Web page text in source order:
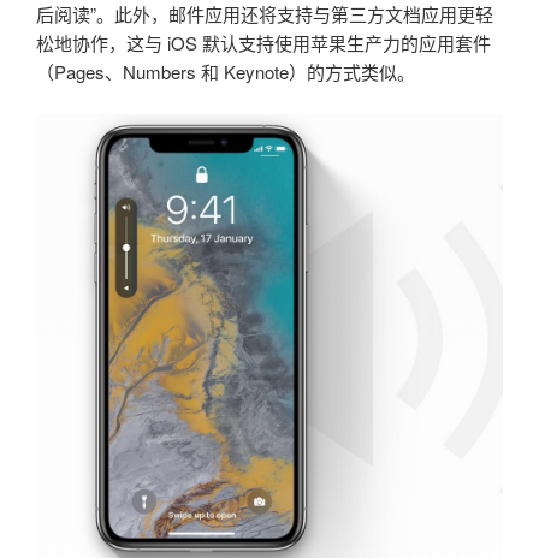
后阅读”。此外，邮件应用还将支持与第三方文档应用更轻
松地协作，这与 iOS 默认支持使用苹果生产力的应用套件
（Pages、Numbers 和 Keynote）的方式类似。